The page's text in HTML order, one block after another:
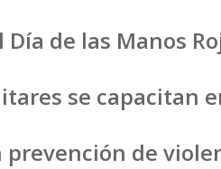
de las Manos
se capacitan
prevención de